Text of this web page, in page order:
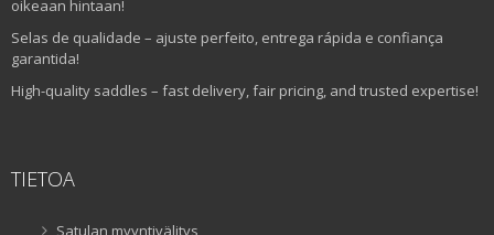
oikeaan hintaan!
Selas de qualidade – ajuste perfeito, entrega rápida e confiança
garantida!
High-quality saddles – fast delivery, fair pricing, and trusted expertise!
TIETOA
Satulan myyntivälitys